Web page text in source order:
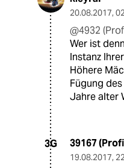
20.08.2017,
@4932
Wer ist
Instanz
Höhere
Fügung
Jahre alter
3G 39167
19.08.2017,